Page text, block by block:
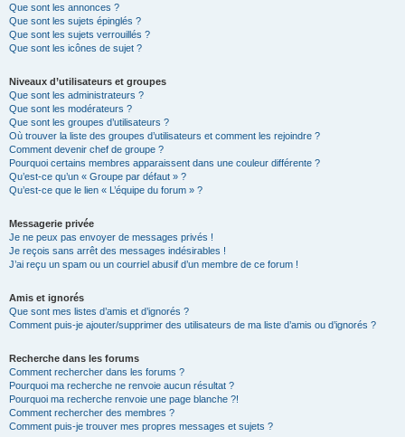
Que sont les annonces ?
Que sont les sujets épinglés ?
Que sont les sujets verrouillés ?
Que sont les icônes de sujet ?
Niveaux d’utilisateurs et groupes
Que sont les administrateurs ?
Que sont les modérateurs ?
Que sont les groupes d’utilisateurs ?
Où trouver la liste des groupes d’utilisateurs et comment les rejoindre ?
Comment devenir chef de groupe ?
Pourquoi certains membres apparaissent dans une couleur différente ?
Qu’est-ce qu’un « Groupe par défaut » ?
Qu’est-ce que le lien « L’équipe du forum » ?
Messagerie privée
Je ne peux pas envoyer de messages privés !
Je reçois sans arrêt des messages indésirables !
J’ai reçu un spam ou un courriel abusif d’un membre de ce forum !
Amis et ignorés
Que sont mes listes d’amis et d’ignorés ?
Comment puis-je ajouter/supprimer des utilisateurs de ma liste d’amis ou d’ignorés ?
Recherche dans les forums
Comment rechercher dans les forums ?
Pourquoi ma recherche ne renvoie aucun résultat ?
Pourquoi ma recherche renvoie une page blanche ?!
Comment rechercher des membres ?
Comment puis-je trouver mes propres messages et sujets ?